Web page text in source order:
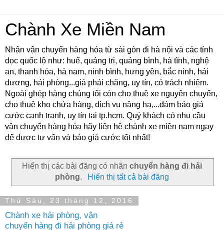
Chành Xe Miền Nam
Nhận vận chuyển hàng hóa từ sài gòn đi hà nội và các tỉnh
dọc quốc lộ như: huế, quảng trị, quảng bình, hà tĩnh, nghệ
an, thanh hóa, hà nam, ninh bình, hưng yên, bắc ninh, hải
dương, hải phòng...giá phải chăng, uy tín, có trách nhiệm.
Ngoài ghép hàng chúng tôi còn cho thuê xe nguyên chuyến,
cho thuê kho chứa hàng, dịch vụ nâng hạ,...đảm bảo giá
cước cạnh tranh, uy tín tại tp.hcm. Quý khách có nhu cầu
vận chuyển hàng hóa hãy liên hệ chành xe miền nam ngay
để được tư vấn và báo giá cước tốt nhất!
Hiển thị các bài đăng có nhãn chuyển hàng đi hải
phòng. Hiển thị tất cả bài đăng
Thứ Sáu, 23 tháng 12, 2016
Chành xe hải phòng, vận
chuyển hàng đi hải phòng giá rẻ